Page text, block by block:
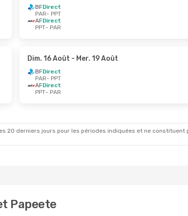
BFDirect
PAR- PPT
AFDirect
PPT- PAR
Dim. 16 Août - Mer. 19 Août
BFDirect
PAR- PPT
AFDirect
PPT- PAR
20 derniers jours pour les périodes indiquées et ne
Papeete